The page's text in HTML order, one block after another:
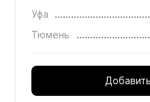
Уфа
Тюмень